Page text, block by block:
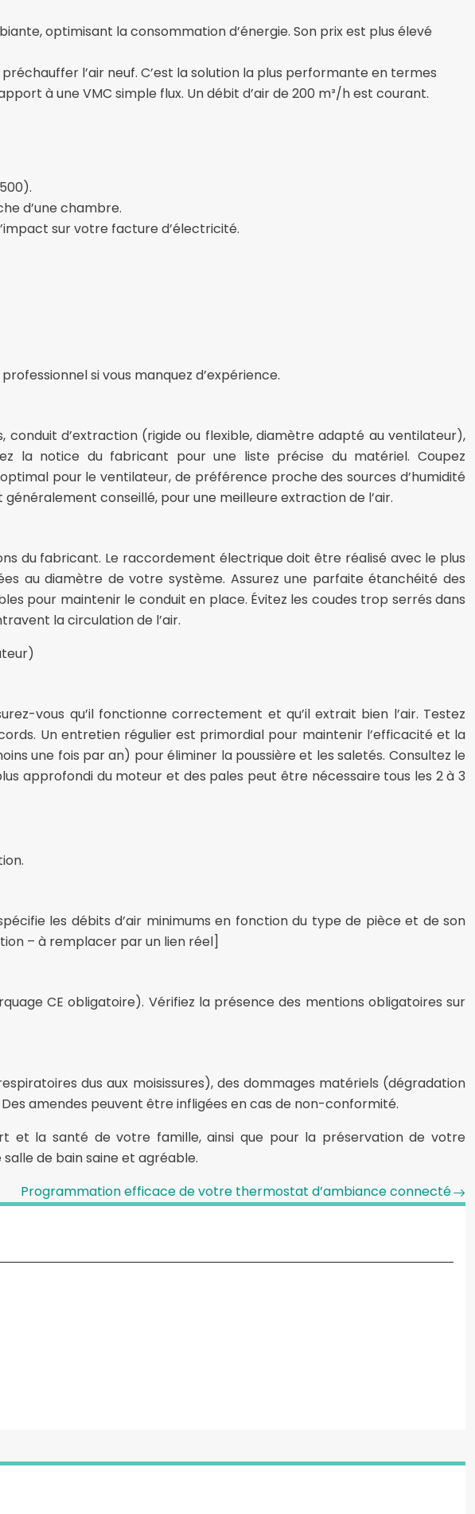
optimisant la consommation d’énergie. Son prix est plus élevé
l’air neuf. C’est la solution la plus performante en termes
à une VMC simple flux. Un débit d’air de 200 m³/h est courant.
d’une chambre.
sur votre facture d’électricité.
si vous manquez d’expérience.
d’extraction (rigide ou flexible, diamètre adapté au ventilateur),
la notice du fabricant pour une liste précise du matériel. Coupez
pour le ventilateur, de préférence proche des sources d’humidité
conseillé, pour une meilleure extraction de l’air.
du fabricant. Le raccordement électrique doit être réalisé avec le plus
au diamètre de votre système. Assurez une parfaite étanchéité des
pour maintenir le conduit en place. Évitez les coudes trop serrés dans
la circulation de l’air.
vous qu’il fonctionne correctement et qu’il extrait bien l’air. Testez
Un entretien régulier est primordial pour maintenir l’efficacité et la
une fois par an) pour éliminer la poussière et les saletés. Consultez le
approfondi du moteur et des pales peut être nécessaire tous les 2 à 3
les débits d’air minimums en fonction du type de pièce et de son
– à remplacer par un lien réel]
CE obligatoire). Vérifiez la présence des mentions obligatoires sur
dus aux moisissures), des dommages matériels (dégradation
amendes peuvent être infligées en cas de non-conformité.
et la santé de votre famille, ainsi que pour la préservation de votre
de bain saine et agréable.
Programmation efficace de votre thermostat d’ambiance connecté